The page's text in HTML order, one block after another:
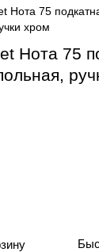
Нота 75
хром
Нота 75